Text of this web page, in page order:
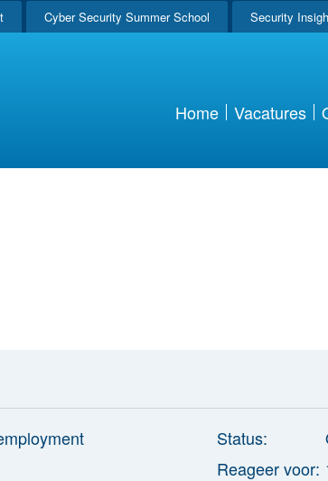
Cyber Security Summer School Security
Home Vacatures
Status:
Reageer voor: